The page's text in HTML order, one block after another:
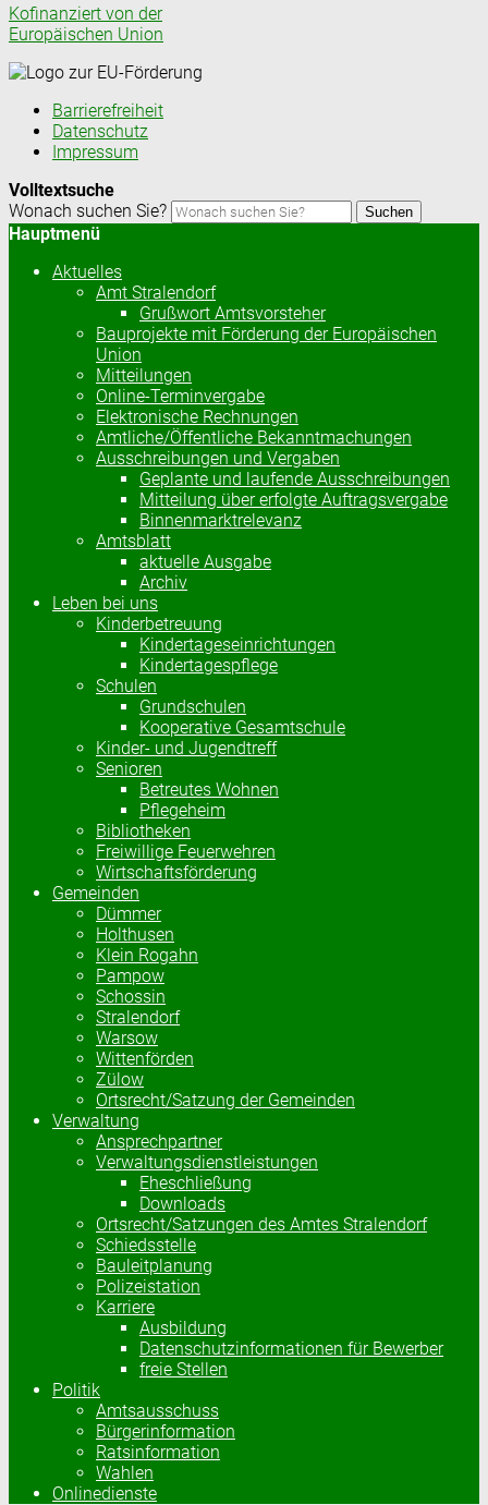
Kofinanziert von der
Europäischen Union
Barrierefreiheit
Datenschutz
Impressum
Volltextsuche
Wonach suchen Sie?
Suchen
Hauptmenü
Aktuelles
Amt Stralendorf
Grußwort Amtsvorsteher
Bauprojekte mit Förderung der Europäischen
Union
Mitteilungen
Online-Terminvergabe
Elektronische Rechnungen
Amtliche/Öffentliche Bekanntmachungen
Ausschreibungen und Vergaben
Geplante und laufende Ausschreibungen
Mitteilung über erfolgte Auftragsvergabe
Binnenmarktrelevanz
Amtsblatt
aktuelle Ausgabe
Archiv
Leben bei uns
Kinderbetreuung
Kindertageseinrichtungen
Kindertagespflege
Schulen
Grundschulen
Kooperative Gesamtschule
Kinder- und Jugendtreff
Senioren
Betreutes Wohnen
Pflegeheim
Bibliotheken
Freiwillige Feuerwehren
Wirtschaftsförderung
Gemeinden
Dümmer
Holthusen
Klein Rogahn
Pampow
Schossin
Stralendorf
Warsow
Wittenförden
Zülow
Ortsrecht/Satzung der Gemeinden
Verwaltung
Ansprechpartner
Verwaltungsdienstleistungen
Eheschließung
Downloads
Ortsrecht/Satzungen des Amtes Stralendorf
Schiedsstelle
Bauleitplanung
Polizeistation
Karriere
Ausbildung
Datenschutzinformationen für Bewerber
freie Stellen
Politik
Amtsausschuss
Bürgerinformation
Ratsinformation
Wahlen
Onlinedienste